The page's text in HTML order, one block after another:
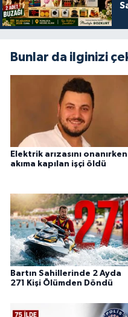
Bunlar da ilginizi
Elektrik arızasını onanırken
akıma kapılan işçi öldü
Bartın Sahillerinde 2 Ayda
271 Kişi Ölümden Döndü